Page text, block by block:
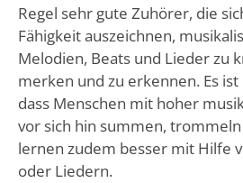
Regel sehr gute Zuhörer, die
Fähigkeit auszeichnen,
Melodien, Beats und Lieder zu
merken und zu erkennen. Es
dass Menschen mit hoher
vor sich hin summen,
lernen zudem besser mit Hilfe
oder Liedern.